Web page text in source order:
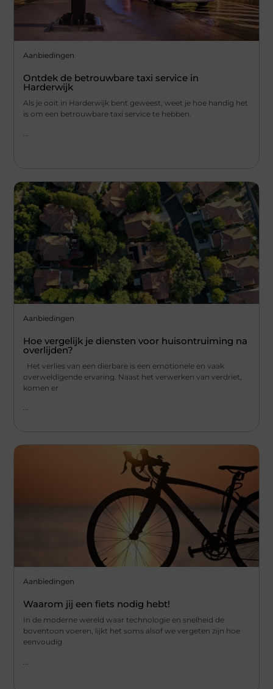
Aanbiedingen
Ontdek de betrouwbare taxi service in
Harderwijk
Als je ooit in Harderwijk bent geweest, weet je hoe handig het
is om een betrouwbare taxi service te hebben.
...
Aanbiedingen
Hoe vergelijk je diensten voor huisontruiming na
overlijden?
Het verlies van een dierbare is een emotionele en vaak
overweldigende ervaring. Naast het verwerken van verdriet,
komen er
...
Aanbiedingen
Waarom jij een fiets nodig hebt!
In de moderne wereld waar technologie en snelheid de
boventoon voeren, lijkt het soms alsof we vergeten zijn hoe
eenvoudig